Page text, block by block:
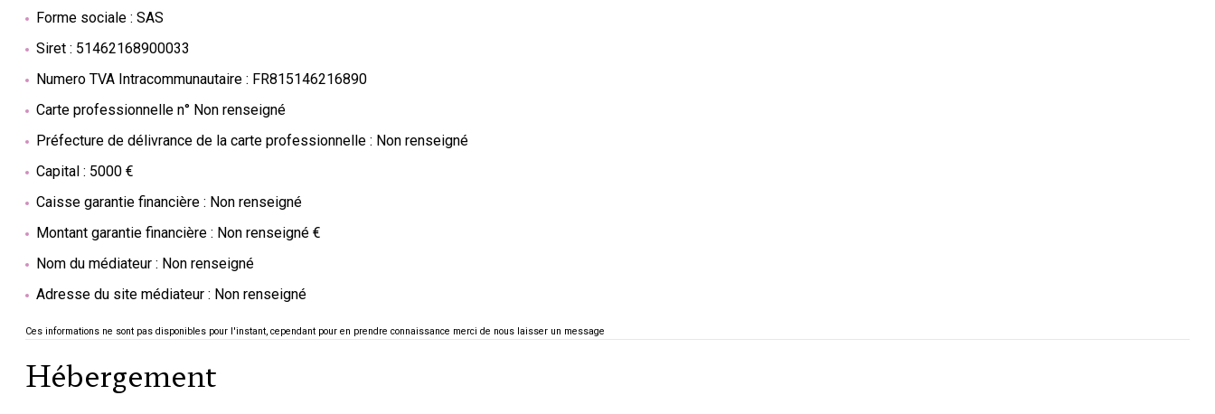
Forme sociale : SAS
Siret : 51462168900033
Numero TVA Intracommunautaire : FR815146216890
Carte professionnelle n° Non renseigné
Préfecture de délivrance de la carte professionnelle : Non renseigné
Capital : 5000 €
Caisse garantie financière : Non renseigné
Montant garantie financière : Non renseigné €
Nom du médiateur : Non renseigné
Adresse du site médiateur : Non renseigné
Ces informations ne sont pas disponibles pour l'instant, cependant pour en prendre connaissance merci de nous laisser un message
Hébergement